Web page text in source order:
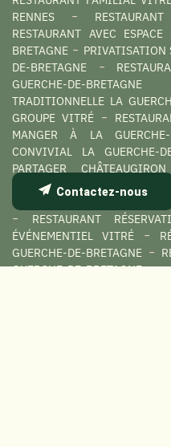
RENNES
RESTAURANT AVEC
BRETAGNE
PRIVATISATION
DE-BRETAGNE
GUERCHE-DE-BRETAGNE
TRADITIONNELLE LA
GROUPE VITRÉ
MANGER À LA GUERCHE-
CONVIVIAL LA GUERCHE-
PARTAGER CHÂTEAUGIRON
CHÂTEAUGIRON
BRETAGNE
RESTAURANT
RESTAURANT
ÉVÉNEMENTIEL VITRÉ
GUERCHE-DE-BRETAGNE
GUERCHE-DE-BRETAGNE
Contactez-nous